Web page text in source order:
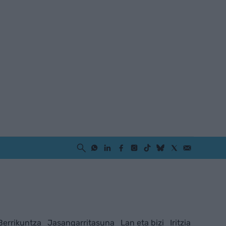
Jasangarritasuna Lan eta bizi Iritzia